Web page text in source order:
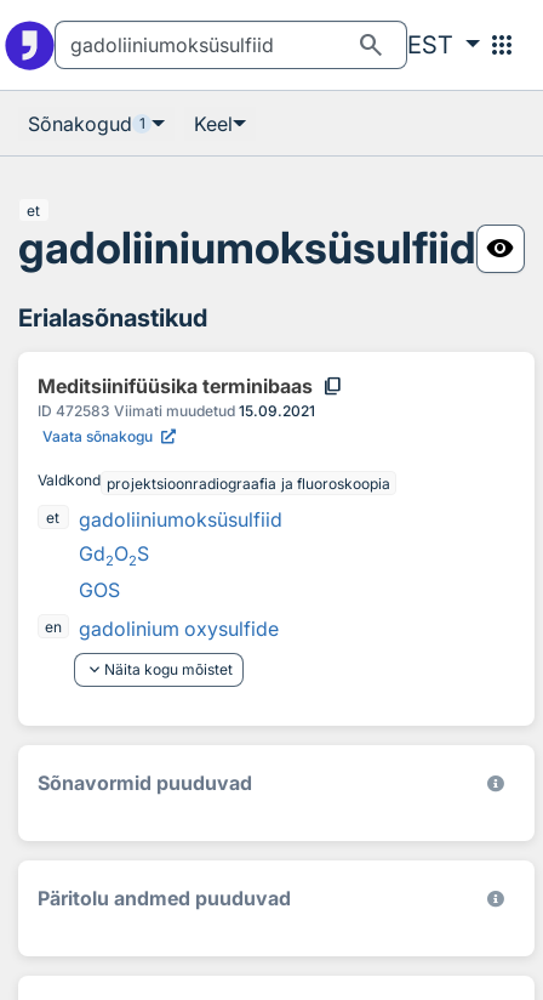
search EST apps
Sõnakogud 1 Keel
et
gadoliiniumoksüsulfiid visibility
Erialasõnastikud
Meditsiinifüüsika terminibaas content_copy
ID 472583 Viimati muudetud 15.09.2021
Vaata sõnakogu
Valdkond projektsioonradiograafia ja fluoroskoopia
et
gadoliiniumoksüsulfiid
Gd2O2S
GOS
en
gadolinium oxysulfide
keyboard_arrow_down Näita kogu mõistet
Sõnavormid puuduvad
Päritolu andmed puuduvad